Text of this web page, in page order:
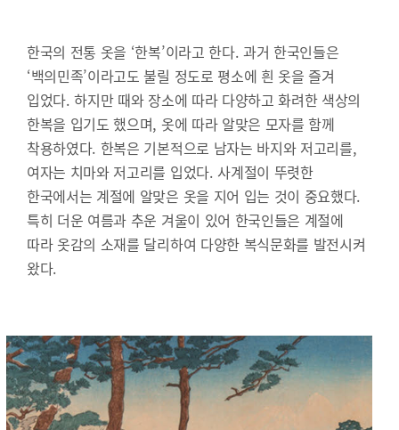
한국의 전통 옷을 ‘한복’이라고 한다. 과거 한국인들은
‘백의민족’이라고도 불릴 정도로 평소에 흰 옷을 즐겨
입었다. 하지만 때와 장소에 따라 다양하고 화려한 색상의
한복을 입기도 했으며, 옷에 따라 알맞은 모자를 함께
착용하였다. 한복은 기본적으로 남자는 바지와 저고리를,
여자는 치마와 저고리를 입었다. 사계절이 뚜렷한
한국에서는 계절에 알맞은 옷을 지어 입는 것이 중요했다.
특히 더운 여름과 추운 겨울이 있어 한국인들은 계절에
따라 옷감의 소재를 달리하여 다양한 복식문화를 발전시켜
왔다.